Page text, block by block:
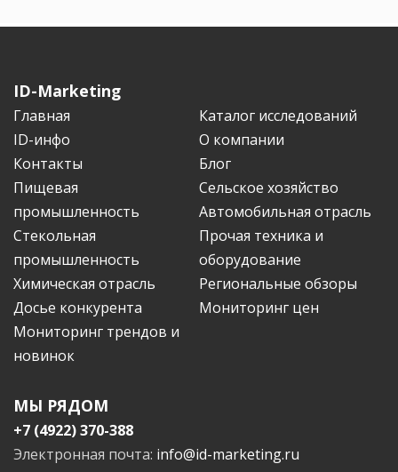
ID-Marketing
Главная
Каталог исследований
ID-инфо
О компании
Контакты
Блог
Пищевая
промышленность
Сельское хозяйство
Автомобильная отрасль
Стекольная
промышленность
Прочая техника и
оборудование
Химическая отрасль
Региональные обзоры
Досье конкурента
Мониторинг цен
Мониторинг трендов и
новинок
МЫ РЯДОМ
+7 (4922) 370-388
Электронная почта: info@id-marketing.ru